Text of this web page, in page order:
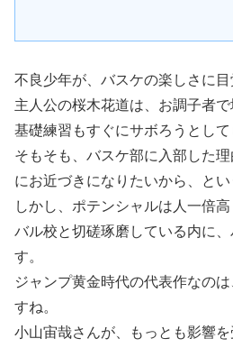
不良少年が、バスケの楽しさに目
主人公の桜木花道は、お調子者で
基礎練習もすぐにサボろうとして
そもそも、バスケ部に入部した
にお近づきになりたいから、とい
しかし、ポテンシャルは人一倍
バル校と切磋琢磨している内に
す。
ジャンプ黄金時代の代表作なの
すね。
小山宙哉さんが、もっとも影響を